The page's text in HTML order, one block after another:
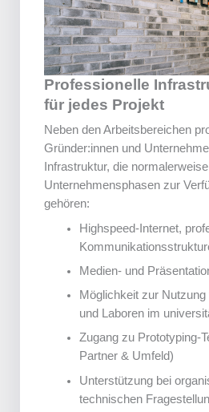
Professionelle
für jedes Projekt
Neben den Arbeitsbereichen
Gründer:innen und
Infrastruktur, die
Unternehmensphasen zur
gehören:
Highspeed-Internet,
Medien- und
Möglichkeit zur
und Laboren im
Zugang zu Prototyping-
Partner & Umfeld)
Unterstützung bei
technischen